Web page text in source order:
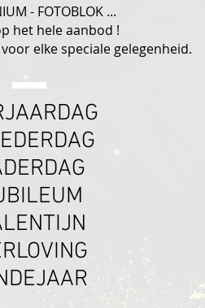
- FOTOBLOK ...
het hele aanbod !
elke speciale gelegenheid.